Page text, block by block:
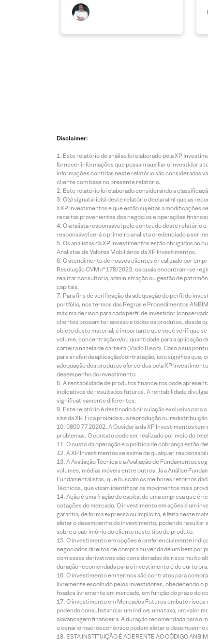
Disclaimer:
Este relatório de análise foi elaborado pela XP
fornecer informações que possam auxiliar o investidor a
informações contidas neste relatório são consideradas
cliente com base no presente relatório.
Este relatório foi elaborado considerando a
O(s) signatário(s) deste relatório declara(m) que as
à XP Investimentos e que estão sujeitas a modificações
receitas provenientes dos negócios e operações
O analista responsável pelo conteúdo deste relatório
responsável será o primeiro analista credenciado a ser
Os analistas da XP Investimentos estão obrigados ao
Analistas de Valores Mobiliários da XP Investimentos.
O atendimento de nossos clientes é realizado por
Resolução CVM nº 178/2023, os quais encontram-se
realizar consultoria, administração ou gestão de
capitais.
Para fins de verificação da adequação do perfil do
portfólio, nos termos das Regras e Procedimentos
máxima de risco para cada perfil de investidor
clientes possam ter acesso a todos os produtos, desde
objeto deste material, é importante que você verifique
volume, concentração e/ou quantidade para a aplicação
carteira na tela de carteira (Visão Risco). Caso a sua
para a referida aplicação/contratação, isto significa que,
adequação dos produtos oferecidos pela XP
desempenho do investimento.
A rentabilidade de produtos financeiros pode
indicativos de resultados futuros. A rentabilidade
significativamente diferentes.
Este relatório é destinado à circulação exclusiva para
site da XP. Fica proibida sua reprodução ou
0800 77 20202. A Ouvidoria da XP Investimentos
problemas. O contato pode ser realizado por meio do
O custo da operação e a política de cobrança estão
A XP Investimentos se exime de qualquer
A Avaliação Técnica e a Avaliação de Fundamentos
volumes, médias móveis entre outros. Já a Análise
Fundamentalistas, que buscam os melhores retornos
Técnicos, que visam identificar os movimentos mais
Ação é uma fração do capital de uma empresa que é
cotações de mercado. O investimento em ações é um
garantia, de forma expressa ou implícita, é feita neste
afetar o desempenho do investimento, podendo resultar
sobre o patrimônio do cliente neste tipo de produto.
O investimento em opções é preferencialmente
negociados direitos de compra ou venda de um bem
com esses derivativos são consideradas de risco muito
duração recomendada para o investimento é de curto
O investimento em termos são contratos para
livremente escolhido pelos investidores, obedecendo o
fixados livremente em mercado, em função do prazo do
O investimento em Mercados Futuros embute
podendo consubstanciar um índice, uma taxa, um valor
alavancagem financeira. A duração recomendada para
o cenário macroeconômico podem afetar o desempenho
ESTA INSTITUIÇÃO É ADERENTE AO CÓDIGO